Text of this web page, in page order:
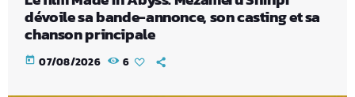
dévoile sa bande-annonce, son casting et sa
chanson principale
today 07/08/2026 6